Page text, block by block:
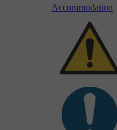
Accommodation